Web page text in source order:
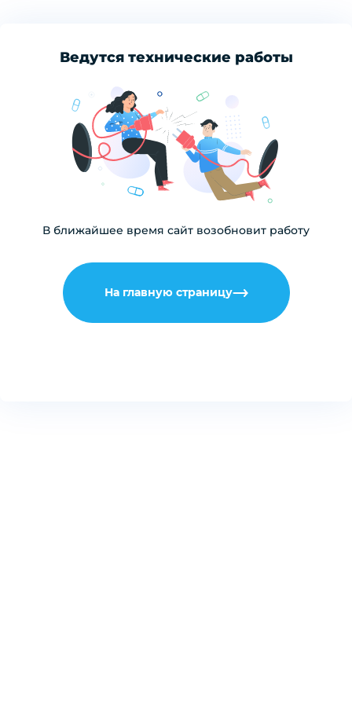
Ведутся технические работы
В ближайшее время сайт возобновит работу
На главную страницу